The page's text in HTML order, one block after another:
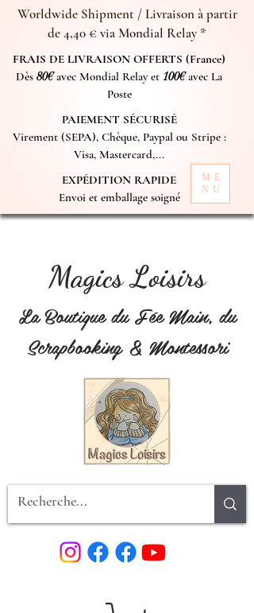
Worldwide Shipment / Livraison à partir
de 4,40 € via Mondial Relay *
FRAIS DE LIVRAISON OFFERTS (France)
Dès 80€avec Mondial Relay et 100€avec La
Poste
PAIEMENT SÉCURISÉ
Virement (SEPA), Chèque, Paypal ou Stripe :
Visa, Mastercard,...
EXPÉDITION RAPIDE
Envoi et emballage soigné
ME
NU
Magics Loisirs
La Boutique du Fée Main, du
Scrapbooking & Montessori